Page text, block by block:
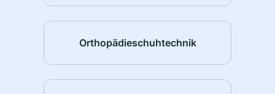
Orthopädieschuhtechnik